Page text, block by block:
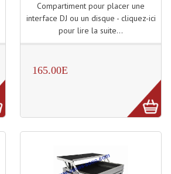
Compartiment pour placer une
interface DJ ou un disque - cliquez-ici
pour lire la suite...
165.00E